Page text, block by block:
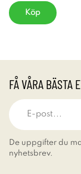
Köp
FÅ VÅRA BÄSTA
De uppgifter du
nyhetsbrev.